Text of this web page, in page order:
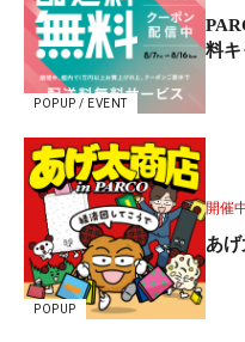
POPUP / EVENT
料キ
POPUP
開催
あ